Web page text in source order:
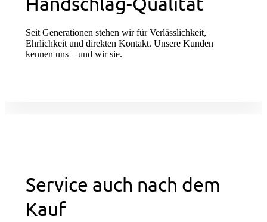
Seit Generationen stehen wir für Verlässlichkeit,
Ehrlichkeit und direkten Kontakt. Unsere Kunden
kennen uns – und wir sie.
Service auch nach dem
Kauf